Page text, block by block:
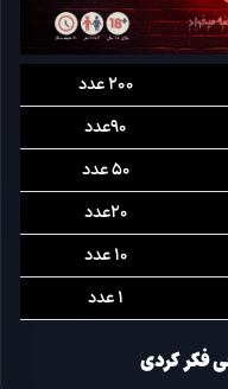
200 عدد
90عدد
50 عدد
20عدد
10 عدد
1 عدد
فکر کردی